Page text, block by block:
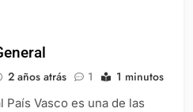
2 años atrás 1 1 minutos
País Vasco es una de las